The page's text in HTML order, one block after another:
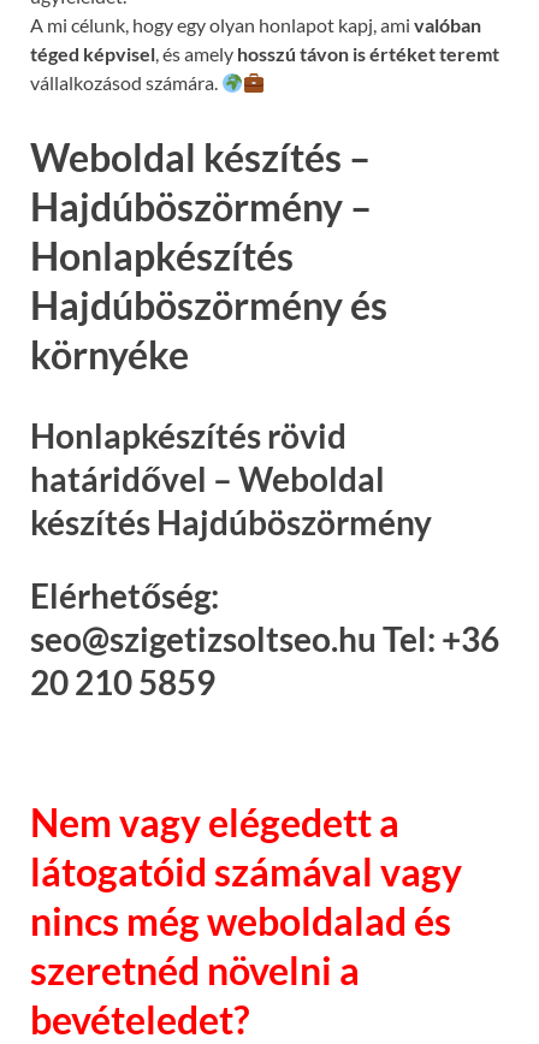
A mi célunk, hogy egy olyan honlapot kapj, ami valóban
téged képvisel, és amely hosszú távon is értéket teremt
vállalkozásod számára.
Weboldal készítés –
Hajdúböszörmény –
Honlapkészítés
Hajdúböszörmény és
környéke
Honlapkészítés rövid
határidővel – Weboldal
készítés Hajdúböszörmény
Elérhetőség:
seo@szigetizsoltseo.hu Tel: +36
20 210 5859
Nem vagy elégedett a
látogatóid számával vagy
nincs még weboldalad és
szeretnéd növelni a
bevételedet?